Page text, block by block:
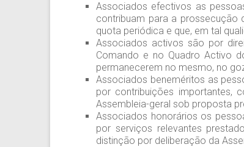
Associados efectivos as
contribuam para a prossecução
quota periódica e que, em tal
Associados activos são por
Comando e no Quadro Activo
permanecerem no mesmo, no
Associados beneméritos as
por contribuições importantes,
Assembleia-geral sob proposta
Associados honorários os
por serviços relevantes
distinção por deliberação da